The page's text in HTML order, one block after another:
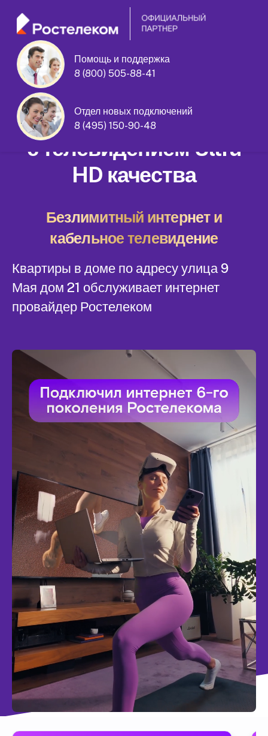
Помощь и поддержка
8 (800) 505-88-41
Отдел новых подключений
8 (495) 150-90-48
улица 9 Мая дом 21
Домашний интернет
с телевидением Ultra
HD качества
Безлимитный интернет и
кабельное телевидение
Квартиры в доме по адресу улица 9
Мая дом 21 обслуживает интернет
провайдер Ростелеком